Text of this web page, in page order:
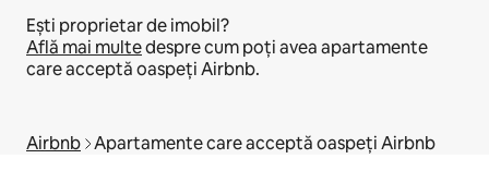
Ești proprietar de imobil?
Află mai multedespre cum poți avea apartamente
care acceptă oaspeți Airbnb.
Airbnb Apartamente care acceptă oaspeți Airbnb